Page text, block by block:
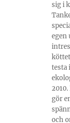
sig i
egen
testa
gör
och